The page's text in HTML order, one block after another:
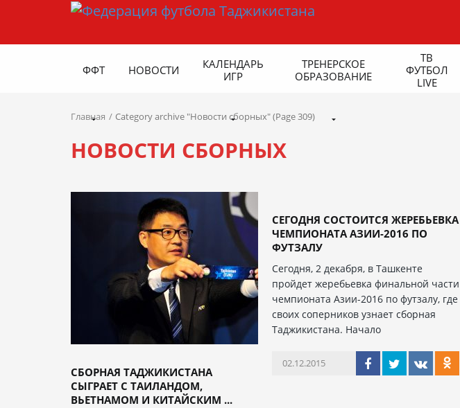
ФФТ НОВОСТИ
КАЛЕНДАРЬ
ИГР
ТРЕНЕРСКОЕ
ОБРАЗОВАНИЕ
ТВ
ФУТБОЛ
LIVE
Главная Category archive "Новости сборных" (Page 309)
НОВОСТИ СБОРНЫХ
СБОРНАЯ ТАДЖИКИСТАНА
СЫГРАЕТ С ТАИЛАНДОМ,
ВЬЕТНАМОМ И КИТАЙСКИМ ...
СЕГОДНЯ СОСТОИТСЯ ЖЕРЕБЬЕВКА
ЧЕМПИОНАТА АЗИИ-2016 ПО
ФУТЗАЛУ
Сегодня, 2 декабря, в Ташкенте
пройдет жеребьевка финальной части
чемпионата Азии-2016 по футзалу, где
своих соперников узнает сборная
Таджикистана. Начало
02.12.2015